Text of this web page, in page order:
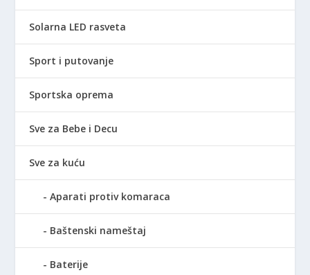
Solarna LED rasveta
Sport i putovanje
Sportska oprema
Sve za Bebe i Decu
Sve za kuću
Aparati protiv komaraca
Baštenski nameštaj
Baterije